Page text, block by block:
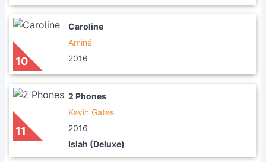
10
Caroline
Aminé
2016
11
2 Phones
Kevin Gates
2016
Islah (Deluxe)